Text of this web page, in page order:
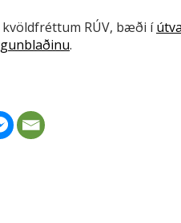
RÚV, bæði í
.